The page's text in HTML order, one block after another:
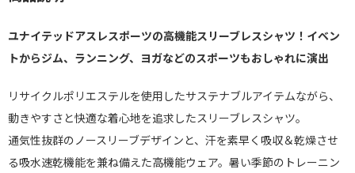
ユナイテッドアスレスポーツの高機能スリーブレスシャツ！イベン
トからジム、ランニング、ヨガなどのスポーツもおしゃれに演出
リサイクルポリエステルを使用したサステナブルアイテムながら、
動きやすさと快適な着心地を追求したスリーブレスシャツ。
通気性抜群のノースリーブデザインと、汗を素早く吸収＆乾燥させ
る吸水速乾機能を兼ね備えた高機能ウェア。暑い季節のトレーニン